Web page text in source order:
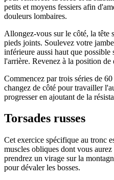
petits et moyens fessiers afin
douleurs lombaires.
Allongez-vous sur le côté, la tête
pieds joints. Soulevez votre
inférieure aussi haut que
l'arrière. Revenez à la position de
Commencez par trois séries de
changez de côté pour travailler
progresser en ajoutant de la
Torsades russes
Cet exercice spécifique au tronc
muscles obliques dont vous
prendrez un virage sur la
pour dévaler les bosses.